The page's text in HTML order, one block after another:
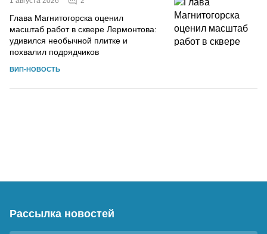
Глава Магнитогорска оценил
масштаб работ в сквере Лермонтова:
удивился необычной плитке и
похвалил подрядчиков
ВИП-НОВОСТЬ
Рассылка новостей